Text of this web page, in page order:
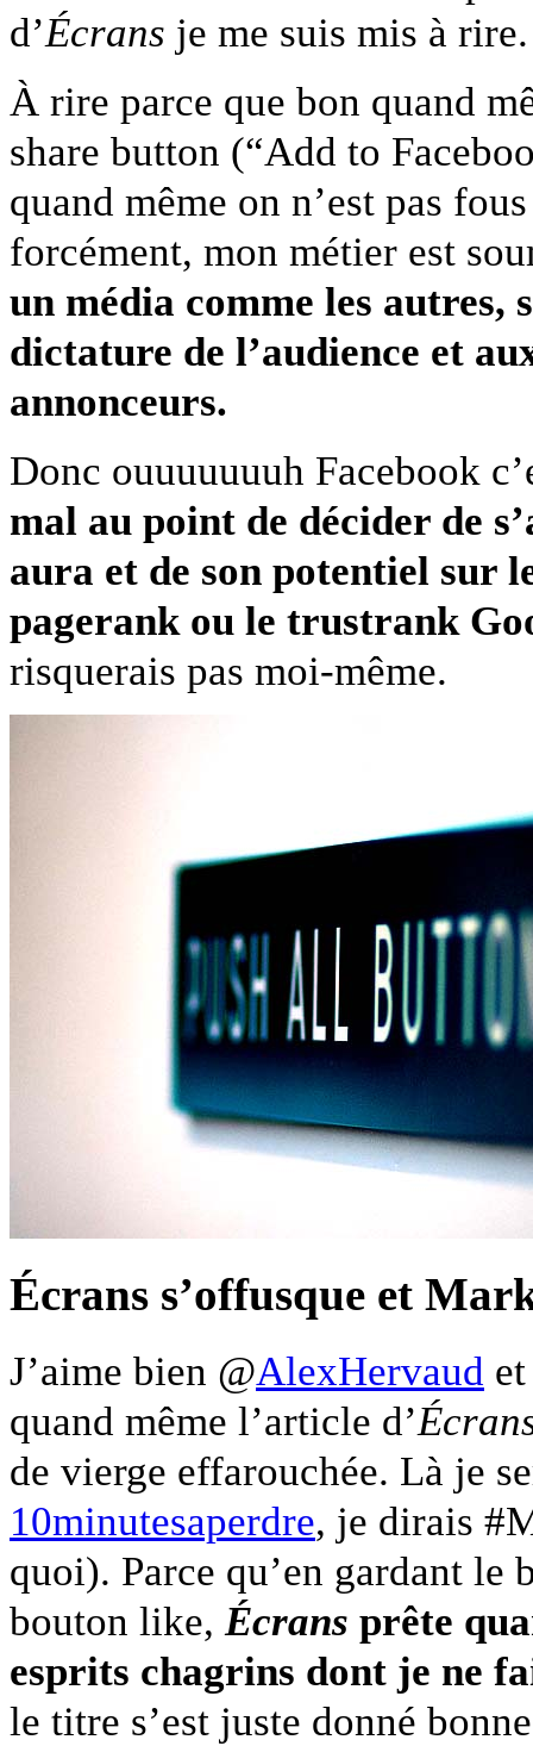
d’Écrans je me suis mis à rire.
À rire parce que bon quand
share button (“Add to
quand même on n’est pas
forcément, mon métier est
un média comme les autres,
dictature de l’audience et
annonceurs.
Donc ouuuuuuuh Facebook
mal au point de décider de
aura et de son potentiel sur
pagerank ou le trustrank
risquerais pas moi-même.
Écrans s’offusque et
J’aime bien @AlexHervaud
quand même l’article d’
de vierge effarouchée. Là je
10minutesaperdre, je dirais
quoi). Parce qu’en gardant le
bouton like, Écrans prête
esprits chagrins dont je ne
le titre s’est juste donné